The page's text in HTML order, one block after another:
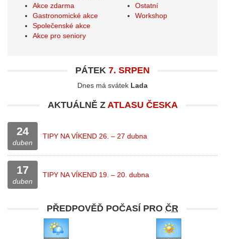
Akce zdarma
Gastronomické akce
Společenské akce
Akce pro seniory
Ostatní
Workshop
PÁTEK 7. SRPEN
Dnes má svátek Lada
AKTUÁLNĚ Z ATLASU ČESKA
24
duben
TIPY NA VÍKEND 26. – 27 dubna
17
duben
TIPY NA VÍKEND 19. – 20. dubna
PŘEDPOVĚĎ POČASÍ PRO ČR